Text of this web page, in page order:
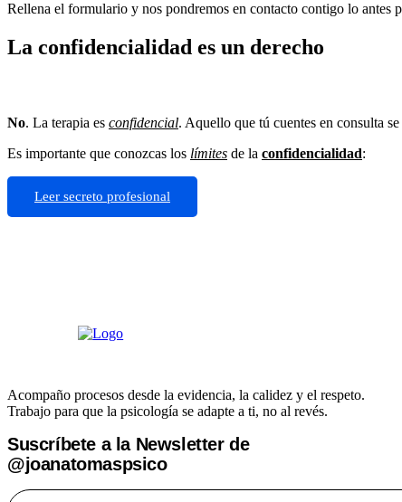
Rellena el formulario y nos pondremos en contacto contigo lo antes
La confidencialidad es un derecho
No. La terapia es confidencial. Aquello que tú cuentes en consulta
Es importante que conozcas los límites de la confidencialidad:
Leer secreto profesional
Acompaño procesos desde la evidencia, la calidez y el respeto.
Trabajo para que la psicología se adapte a ti, no al revés.
Suscríbete a la Newsletter de
@joanatomaspsico